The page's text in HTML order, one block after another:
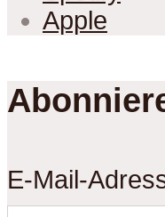
Apple
E-Mail-